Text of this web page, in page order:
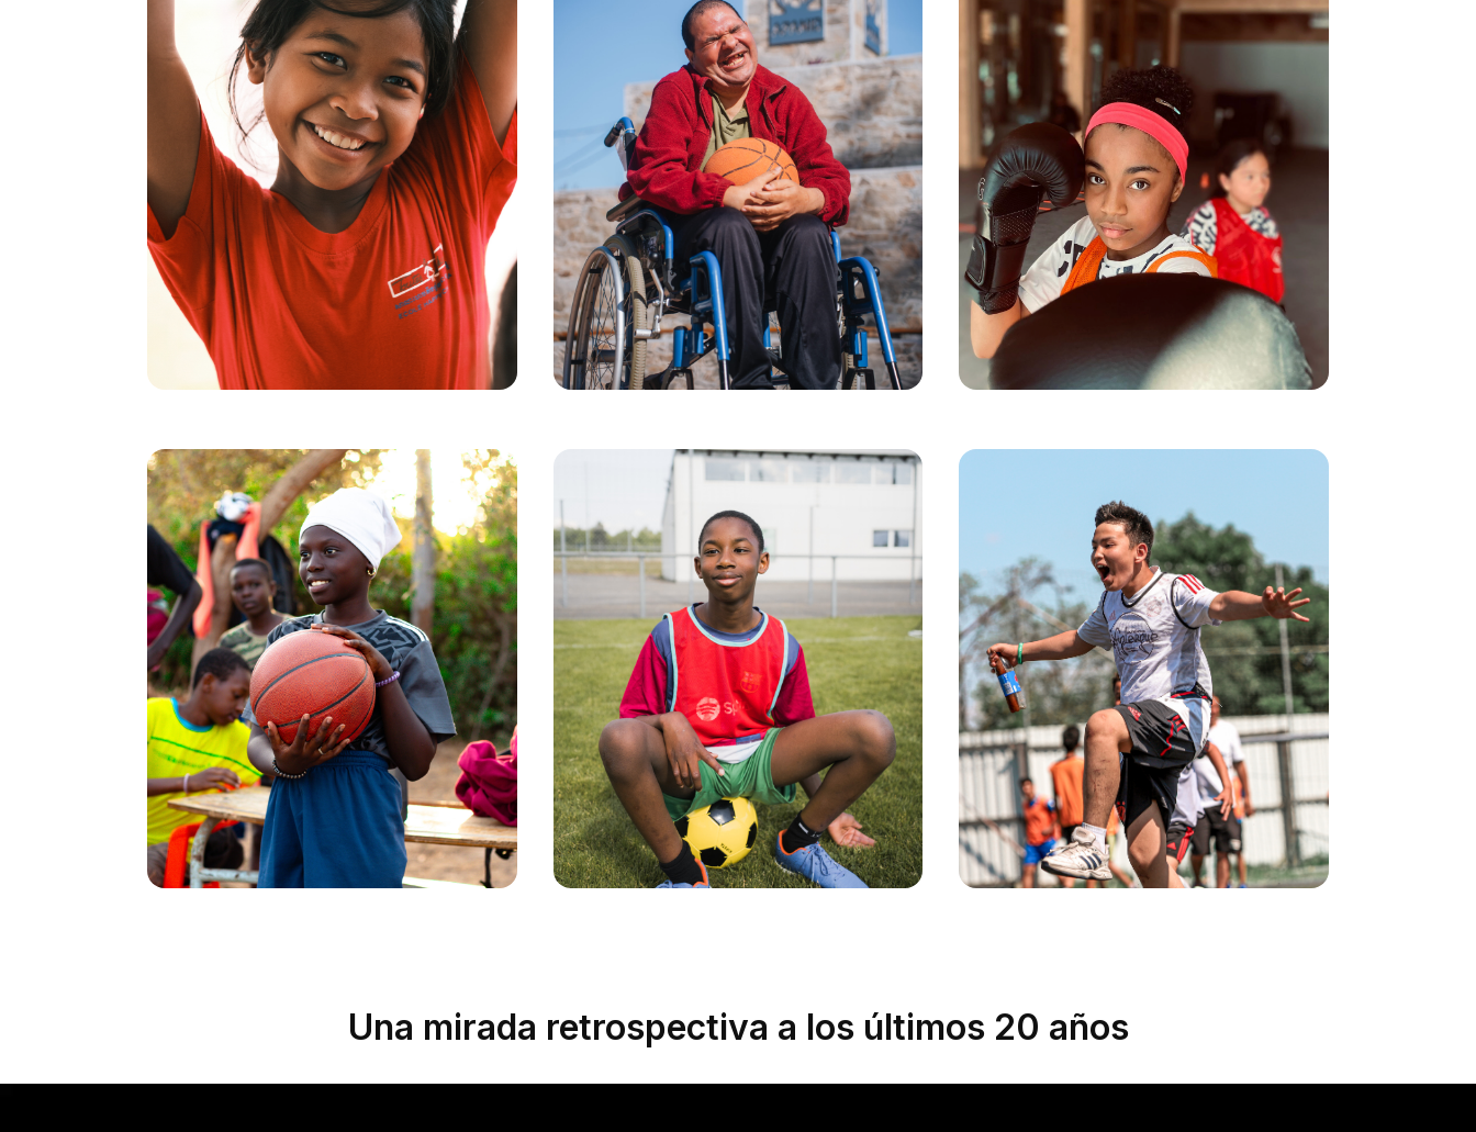
En Phnom Penh, el equipo de Decathlon
colabora con la escuela Happy Chandara para
utilizar el deporte como medio de empoderar
a las niñas.
En 2021, gracias al apoyo de la Fundación
Decathlon, se ha construido un campo de
deportes en pleno centro de la escuela, lo
que ha ayudado a no menos de 1.700 niñas
procedentes de entornos desfavorecidos a
alcanzar un alto nivel educativo.
Tina Kieffer, periodista francesa, es la
fundadora de esta escuela que está
cambiando vidas.
"El nivel de educación de
las niñas es un signo del grado de libertad y
democracia de un país.
Pisey, empleado de Decathlon, y Anne-
Céline, antigua compañera de equipo que
ahora trabaja en Happy Chandara, están
detrás de este proyecto con convicción y
pasión.
Jugar juntos hacia la amistad
en España
Desde 2014, la relación entre la asociación
Apanid y los equipos de Decathlon Madrid es
una aventura humana a largo plazo. Cada mes,
más de 600 personas con discapacidad
descubren un nuevo deporte en un espíritu
de alegría, intercambio y risas. Gracias al
material donado y a la presencia leal de los
voluntarios de Decathlon, el deporte se
convierte en un lenguaje de amistad y
cohesión social. Manolo descubrió el fútbol a
los 75 años, mientras que Ramón, de 41,
comparte su afición por la actividad física:
"Me lo paso muy bien haciendo deporte cuando
vienen los voluntarios de Decathlon, sobre todo
cuando jugamos al baloncesto".
Boxeo y confianza gracias a
Sport2Be en Bélgica
Una academia de boxeo mixto, gratuita y accesible a
todos: ése es el reto asumido por la asociación Sport2Be,
que trabaja en los barrios de Bruselas para favorecer la
integración social y profesional de los jóvenes.
Mariah descubrió el proyecto a través de un folleto
distribuido en la puerta de su escuela:
"Me enganché enseguida. Las clases de boxeo me
enseñaron que este deporte no es sólo fuerza: es técnica,
movimiento y, sobre todo, mente. Me ayudó mucho a
canalizar mi energía, a desahogarme y a ganar
confianza en mí misma". Hoy entrena con su hermano
y se siente más fuerte, tanto física como mentalmente.
Más de 1.000 jóvenes con dificultades han participado
ya en este programa. El deporte se utiliza como primer
paso hacia el empleo y la inclusión social.
1000 Estrellas: un balón para
ayudar a Senegal a soñar a lo
grande
Ofrecer un balón de baloncesto a 1.000 niñas
de Senegal no es sólo darles un objeto, es
darles una oportunidad: la oportunidad de
jugar, de expresarse y de ganar confianza en
sí mismas. Además de las sesiones de
baloncesto, las niñas participan en talleres
sobre liderazgo femenino y salud sexual y
reproductiva.
Syra Sylla, fundadora de Dakar Hoops y
Ladies & Basketball, está detrás del proyecto:
"Ofrecerles un balón significa darles la
posibilidad de entrenarse libremente y ser más
independientes. Este simple balón puede ser el
comienzo de una maravillosa aventura para
cada una de estas niñas. Démosles los medios
para soñar a lo grande y dejar que brille el
potencial que se esconde en cada una de ellas".
Juega al Diff: encuentra tu
equipo en Suiza
Sadou, de 11 años, se siente diferente por su
discapacidad. Pero hace seis meses, todo
cambió. Se unió a un equipo de fútbol
adaptado, gracias a Procap, la mayor
organización de autoayuda para personas
discapacitadas de Suiza. Ahora, cada
miércoles, comparte momentos de fútbol,
diversión y amistad con otros niños como él.
La sección de Neuchâtel cuenta con 70
jóvenes que participan en actividades como
fútbol, natación y baloncesto.
Adeline, que trabaja para Decathlon Suiza, es
una de las entrenadoras que les acompaña
cada semana. "Enseñar fútbol a niños con
discapacidad me da la oportunidad de
cuestionar lo que he aprendido y de vivir
momentos únicos de convivencia, llenos de
amor y amabilidad".
Liga Käfig: deporte y
convivencia en Austria
A los 13 años, Mohamed Reza, refugiado afgano,
encontró en la Liga Käfig algo más que un campo de
juego: un refugio contra las incertidumbres del asilo. El
fútbol le ofrece estabilidad, normalidad y, sobre todo,
pertenencia. Para sus padres, verle florecer en este
entorno es un verdadero alivio.
En 2024, la Liga Käfig -el mayor proyecto futbolístico
intercultural de Viena- atrajo a más de 10.000
participantes. Con 600 sesiones de entrenamiento y 13
torneos organizados en 18 parques, este proyecto
promueve la igualdad y la convivencia junto a los
equipos de Decathlon Austria.
Una mirada retrospectiva a los últimos 20 años